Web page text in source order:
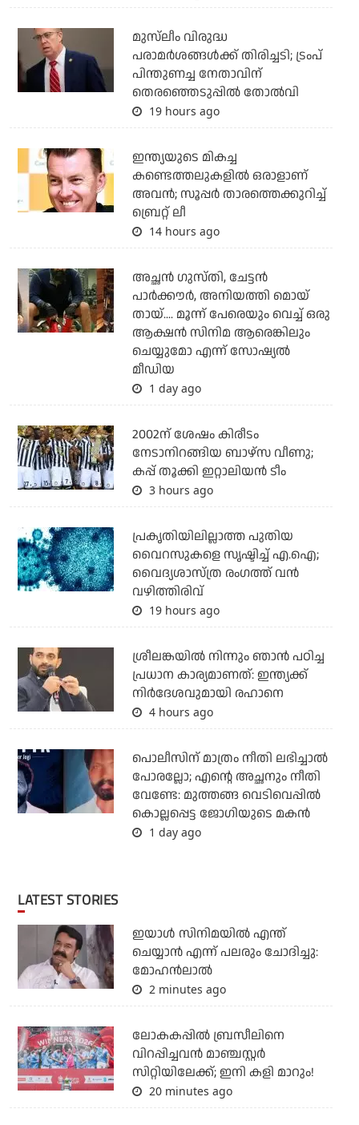
മുസ്‌ലീം വിരുദ്ധ
പരാമര്‍ശങ്ങള്‍ക്ക് തിരിച്ചടി; ട്രംപ്
പിന്തുണച്ച നേതാവിന്
തെരഞ്ഞെടുപ്പില്‍ തോല്‍വി
19 hours ago
ഇന്ത്യയുടെ മികച്ച
കണ്ടെത്തലുകളില്‍ ഒരാളാണ്
അവന്‍; സൂപ്പര്‍ താരത്തെക്കുറിച്ച്
ബ്രെറ്റ് ലീ
14 hours ago
അച്ഛന്‍ ഗുസ്തി, ചേട്ടന്‍
പാര്‍ക്കൗര്‍, അനിയത്തി മൊയ്
തായ്.... മൂന്ന് പേരെയും വെച്ച് ഒരു
ആക്ഷന്‍ സിനിമ ആരെങ്കിലും
ചെയ്യുമോ എന്ന് സോഷ്യല്‍
മീഡിയ
1 day ago
2002ന് ശേഷം കിരീടം
നേടാനിറങ്ങിയ ബാഴ്സ വീണു;
കപ്പ് തൂക്കി ഇറ്റാലിയൻ ടീം
3 hours ago
പ്രകൃതിയിലില്ലാത്ത പുതിയ
വൈറസുകളെ സൃഷ്ടിച്ച് എ.ഐ;
വൈദ്യശാസ്ത്ര രംഗത്ത് വന്‍
വഴിത്തിരിവ്
19 hours ago
ശ്രീലങ്കയില്‍ നിന്നും ഞാന്‍ പഠിച്ച
പ്രധാന കാര്യമാണത്: ഇന്ത്യക്ക്
നിര്‍ദേശവുമായി രഹാനെ
4 hours ago
പൊലീസിന് മാത്രം നീതി ലഭിച്ചാല്‍
പോരല്ലോ; എന്റെ അച്ഛനും നീതി
വേണ്ടേ: മുത്തങ്ങ വെടിവെപ്പില്‍
കൊല്ലപ്പെട്ട ജോഗിയുടെ മകന്‍
1 day ago
LATEST STORIES
ഇയാൾ സിനിമയിൽ എന്ത്
ചെയ്യാൻ എന്ന് പലരും ചോദിച്ചു:
മോഹൻലാൽ
2 minutes ago
ലോകകപ്പില്‍ ബ്രസീലിനെ
വിറപ്പിച്ചവന്‍ മാഞ്ചസ്റ്റര്‍
സിറ്റിയിലേക്ക്; ഇനി കളി മാറും!
20 minutes ago